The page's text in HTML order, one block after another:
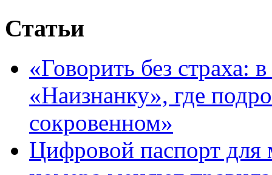
Статьи
«Говорить без страха:
«Наизнанку», где
сокровенном»
Цифровой паспорт для